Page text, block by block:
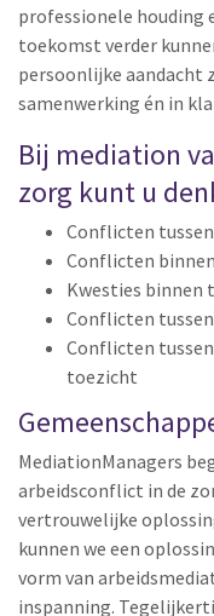
professionele houding
toekomst verder
persoonlijke aandacht
samenwerking én in
Bij mediation
zorg kunt u
Conflicten
Conflicten
Kwesties binnen
Conflicten
Conflicten
toezicht
MediationManagers
arbeidsconflict in de
vertrouwelijke
kunnen we een
vorm van
inspanning.